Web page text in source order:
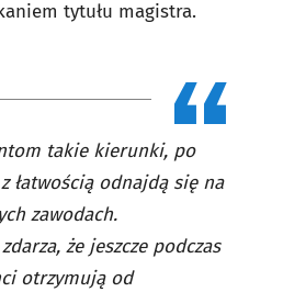
tytułu magistra.
takie kierunki, po
łatwością odnajdą się na
zawodach.
że jeszcze podczas
otrzymują od